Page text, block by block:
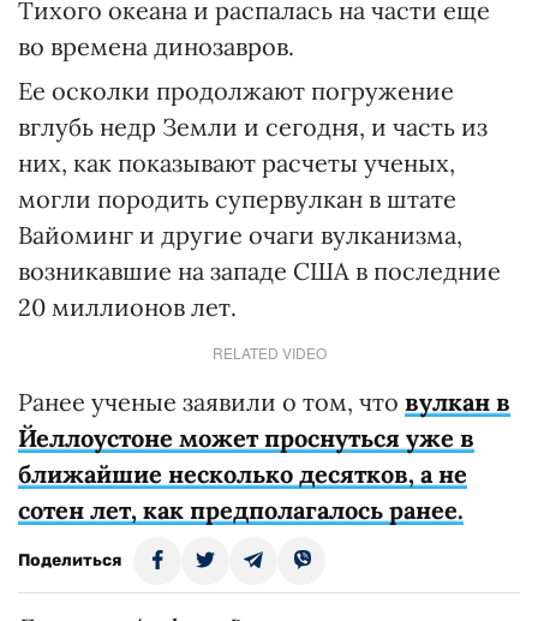
Тихого океана и распалась на части еще
во времена динозавров.
Ее осколки продолжают погружение
вглубь недр Земли и сегодня, и часть из
них, как показывают расчеты ученых,
могли породить супервулкан в штате
Вайоминг и другие очаги вулканизма,
возникавшие на западе США в последние
20 миллионов лет.
RELATED VIDEO
Ранее ученые заявили о том, что вулкан в
Йеллоустоне может проснуться уже в
ближайшие несколько десятков, а не
сотен лет, как предполагалось ранее.
Поделиться